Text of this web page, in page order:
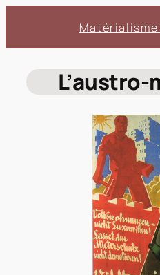
contenu